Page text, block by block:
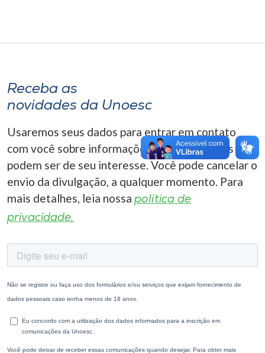
Receba as
novidades da Unoesc
Usaremos seus dados para entrar em contato
com você sobre informações correlacionadas que
podem ser de seu interesse. Você pode cancelar o
envio da divulgação, a qualquer momento. Para
mais detalhes, leia nossa política de
privacidade.